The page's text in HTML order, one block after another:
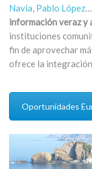
Navia, Pablo López
información veraz y
instituciones
fin de aprovechar
ofrece la
Oportunidades